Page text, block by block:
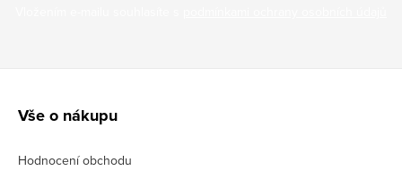
Vše o nákupu
Hodnocení obchodu